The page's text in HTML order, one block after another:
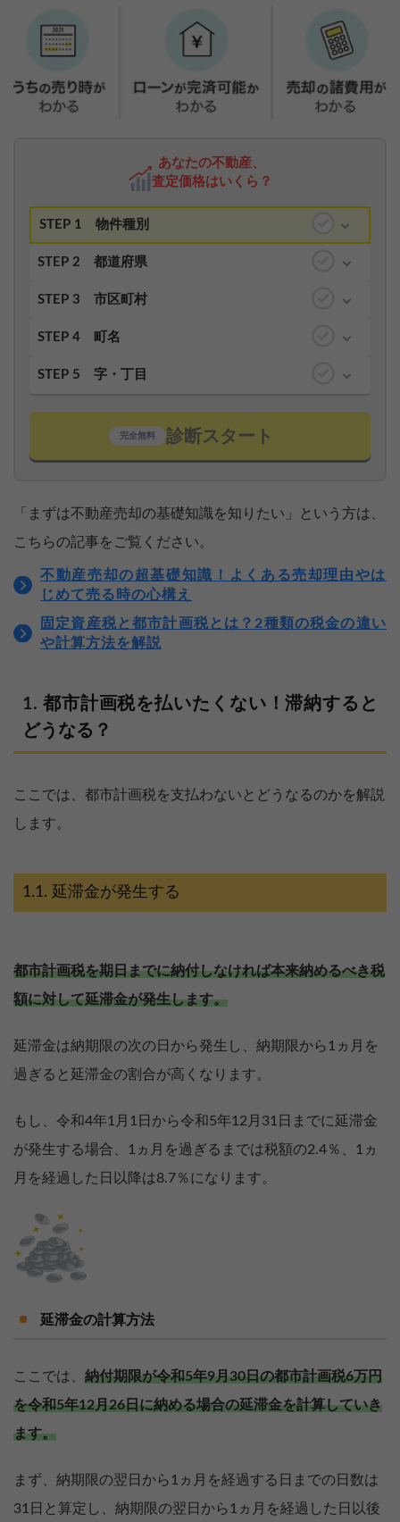
あなたの不動産、
査定価格はいくら？
STEP 1 物件種別
STEP 2 都道府県
STEP 3 市区町村
STEP 4 町名
STEP 5 字・丁目
完全無料 診断スタート
「まずは不動産売却の基礎知識を知りたい」という方は、
こちらの記事をご覧ください。
不動産売却の超基礎知識！よくある売却理由やは
じめて売る時の心構え
固定資産税と都市計画税とは？2種類の税金の違い
や計算方法を解説
都市計画税を払いたくない！滞納すると
どうなる？
ここでは、都市計画税を支払わないとどうなるのかを解説
します。
延滞金が発生する
都市計画税を期日までに納付しなければ本来納めるべき税
額に対して延滞金が発生します。
延滞金は納期限の次の日から発生し、納期限から1ヵ月を
過ぎると延滞金の割合が高くなります。
もし、令和4年1月1日から令和5年12月31日までに延滞金
が発生する場合、1ヵ月を過ぎるまでは税額の2.4％、1ヵ
月を経過した日以降は8.7％になります。
延滞金の計算方法
ここでは、 納付期限が令和5年9月30日の都市計画税6万円
を令和5年12月26日に納める場合の延滞金を計算していき
ます。
まず、納期限の翌日から1ヵ月を経過する日までの日数は
31日と算定し、納期限の翌日から1ヵ月を経過した日以後